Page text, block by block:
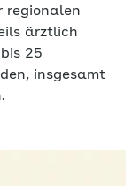
regionalen
ärztlich
25
insgesamt